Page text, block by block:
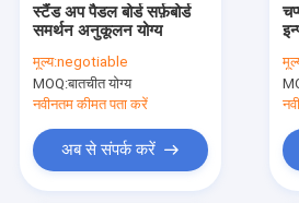
स्टैंड अप पैडल बोर्ड सर्फ़बोर्ड
समर्थन अनुकूलन योग्य
मूल्य:negotiable
MOQ:बातचीत योग्य
नवीनतम कीमत पता करें
अब से संपर्क करें